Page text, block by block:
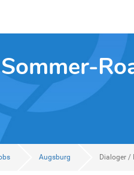
Augsburg Dialoger /